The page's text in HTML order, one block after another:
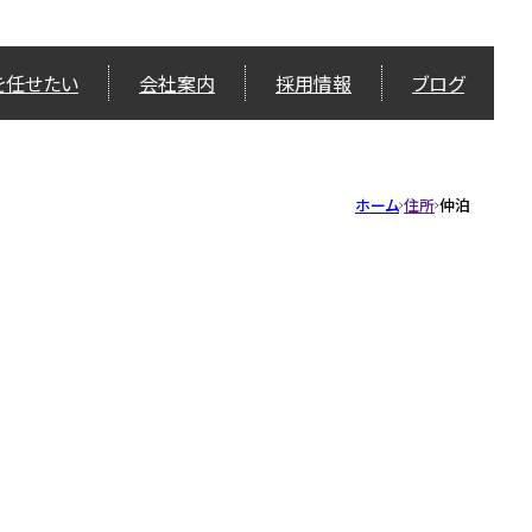
せたい 会社案内 採用情報 ブログ
ホーム 住所 仲泊